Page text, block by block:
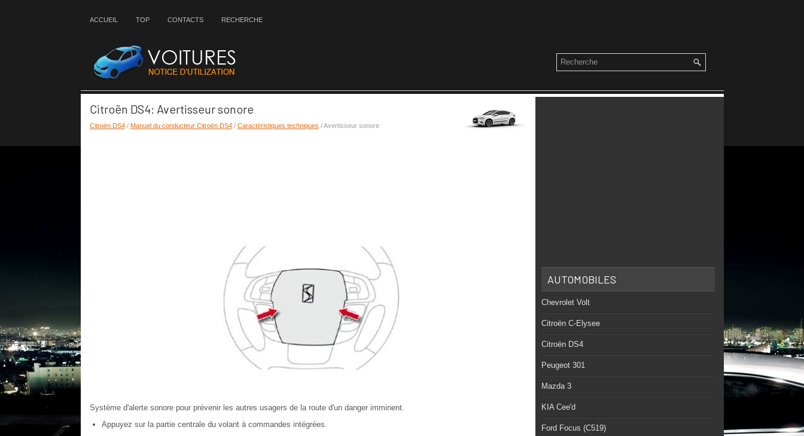
ACCUEIL TOP CONTACTS RECHERCHE
Citroën DS4: Avertisseur sonore
Citroën DS4/ Manuel du conducteur Citroën DS4/ Caractéristiques techniques / Avertisseur sonore
Système d'alerte sonore pour prévenir les autres usagers de la route d'un danger imminent.
Appuyez sur la partie centrale du volant à commandes intégrées.
AUTOMOBILES
Chevrolet Volt
Citroën C-Elysee
Citroën DS4
Peugeot 301
Mazda 3
KIA Cee'd
Ford Focus (C519)